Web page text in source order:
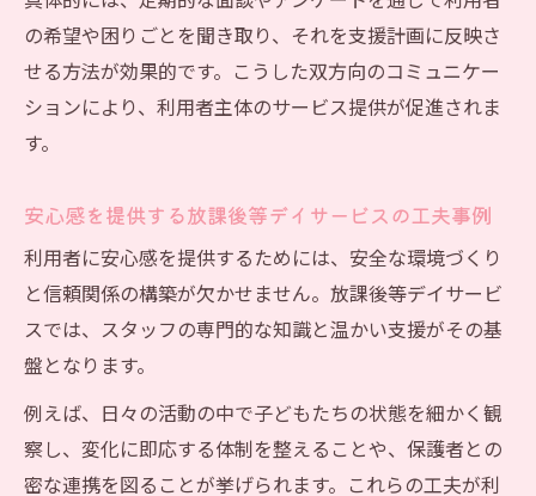
の希望や困りごとを聞き取り、それを支援計画に反映さ
せる方法が効果的です。こうした双方向のコミュニケー
ションにより、利用者主体のサービス提供が促進されま
す。
安心感を提供する放課後等デイサービスの工夫事例
利用者に安心感を提供するためには、安全な環境づくり
と信頼関係の構築が欠かせません。放課後等デイサービ
スでは、スタッフの専門的な知識と温かい支援がその基
盤となります。
例えば、日々の活動の中で子どもたちの状態を細かく観
察し、変化に即応する体制を整えることや、保護者との
密な連携を図ることが挙げられます。これらの工夫が利